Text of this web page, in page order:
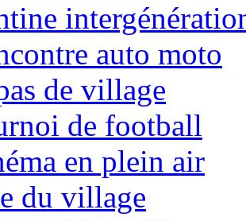
auto moto
de village
de football
en plein air
du village